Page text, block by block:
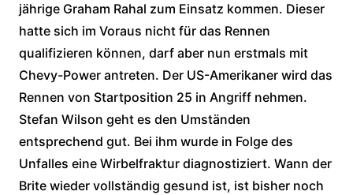
jährige Graham Rahal zum Einsatz kommen. Dieser
hatte sich im Voraus nicht für das Rennen
qualifizieren können, darf aber nun erstmals mit
Chevy-Power antreten. Der US-Amerikaner wird das
Rennen von Startposition 25 in Angriff nehmen.
Stefan Wilson geht es den Umständen
entsprechend gut. Bei ihm wurde in Folge des
Unfalles eine Wirbelfraktur diagnostiziert. Wann der
Brite wieder vollständig gesund ist, ist bisher noch